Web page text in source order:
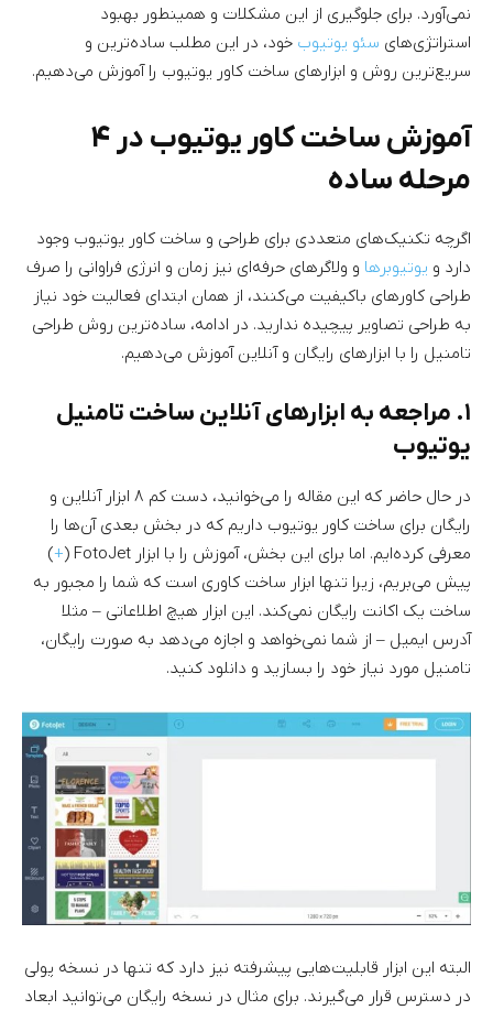
نمی‌آورد. برای جلوگیری از این مشکلات و همینطور بهبود
استراتژی‌های سئو یوتیوب خود، در این مطلب ساده‌ترین و
سریع‌ترین روش‌ و ابزارهای ساخت کاور یوتیوب را آموزش می‌دهیم.
آموزش ساخت کاور یوتیوب در ۴
مرحله ساده
اگرچه تکنیک‌های متعددی برای طراحی و ساخت کاور یوتیوب وجود
دارد و یوتیوبرها و ولاگرهای حرفه‌ای نیز زمان و انرژی فراوانی را صرف
طراحی کاورهای باکیفیت می‌کنند، از همان ابتدای فعالیت خود نیاز
به طراحی تصاویر پیچیده ندارید. در ادامه، ساده‌ترین روش طراحی
تامنیل را با ابزارهای رایگان و آنلاین آموزش می‌دهیم.
۱. مراجعه به ابزارهای آنلاین ساخت تامنیل
یوتیوب
در حال حاضر که این مقاله را می‌خوانید، دست کم ۸ ابزار آنلاین و
رایگان برای ساخت کاور یوتیوب داریم که در بخش بعدی آن‌ها را
معرفی کرده‌ایم. اما برای این بخش، آموزش را با ابزار FotoJet (
+
)
پیش می‌بریم، زیرا تنها ابزار ساخت کاوری است که شما را مجبور به
ساخت یک اکانت رایگان نمی‌کند. این ابزار هیچ اطلاعاتی – مثلا
آدرس ایمیل – از شما نمی‌خواهد و اجازه می‌دهد به صورت رایگان،
تامنیل مورد نیاز خود را بسازید و دانلود کنید.
البته این ابزار قابلیت‌هایی پیشرفته نیز دارد که تنها در نسخه پولی
در دسترس قرار می‌گیرند. برای مثال در نسخه رایگان می‌توانید ابعاد